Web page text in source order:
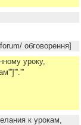
обговорення]
уроку,
к урокам,